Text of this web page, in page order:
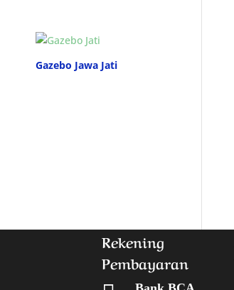
Gazebo Jawa Jati
Rekening
Pembayaran